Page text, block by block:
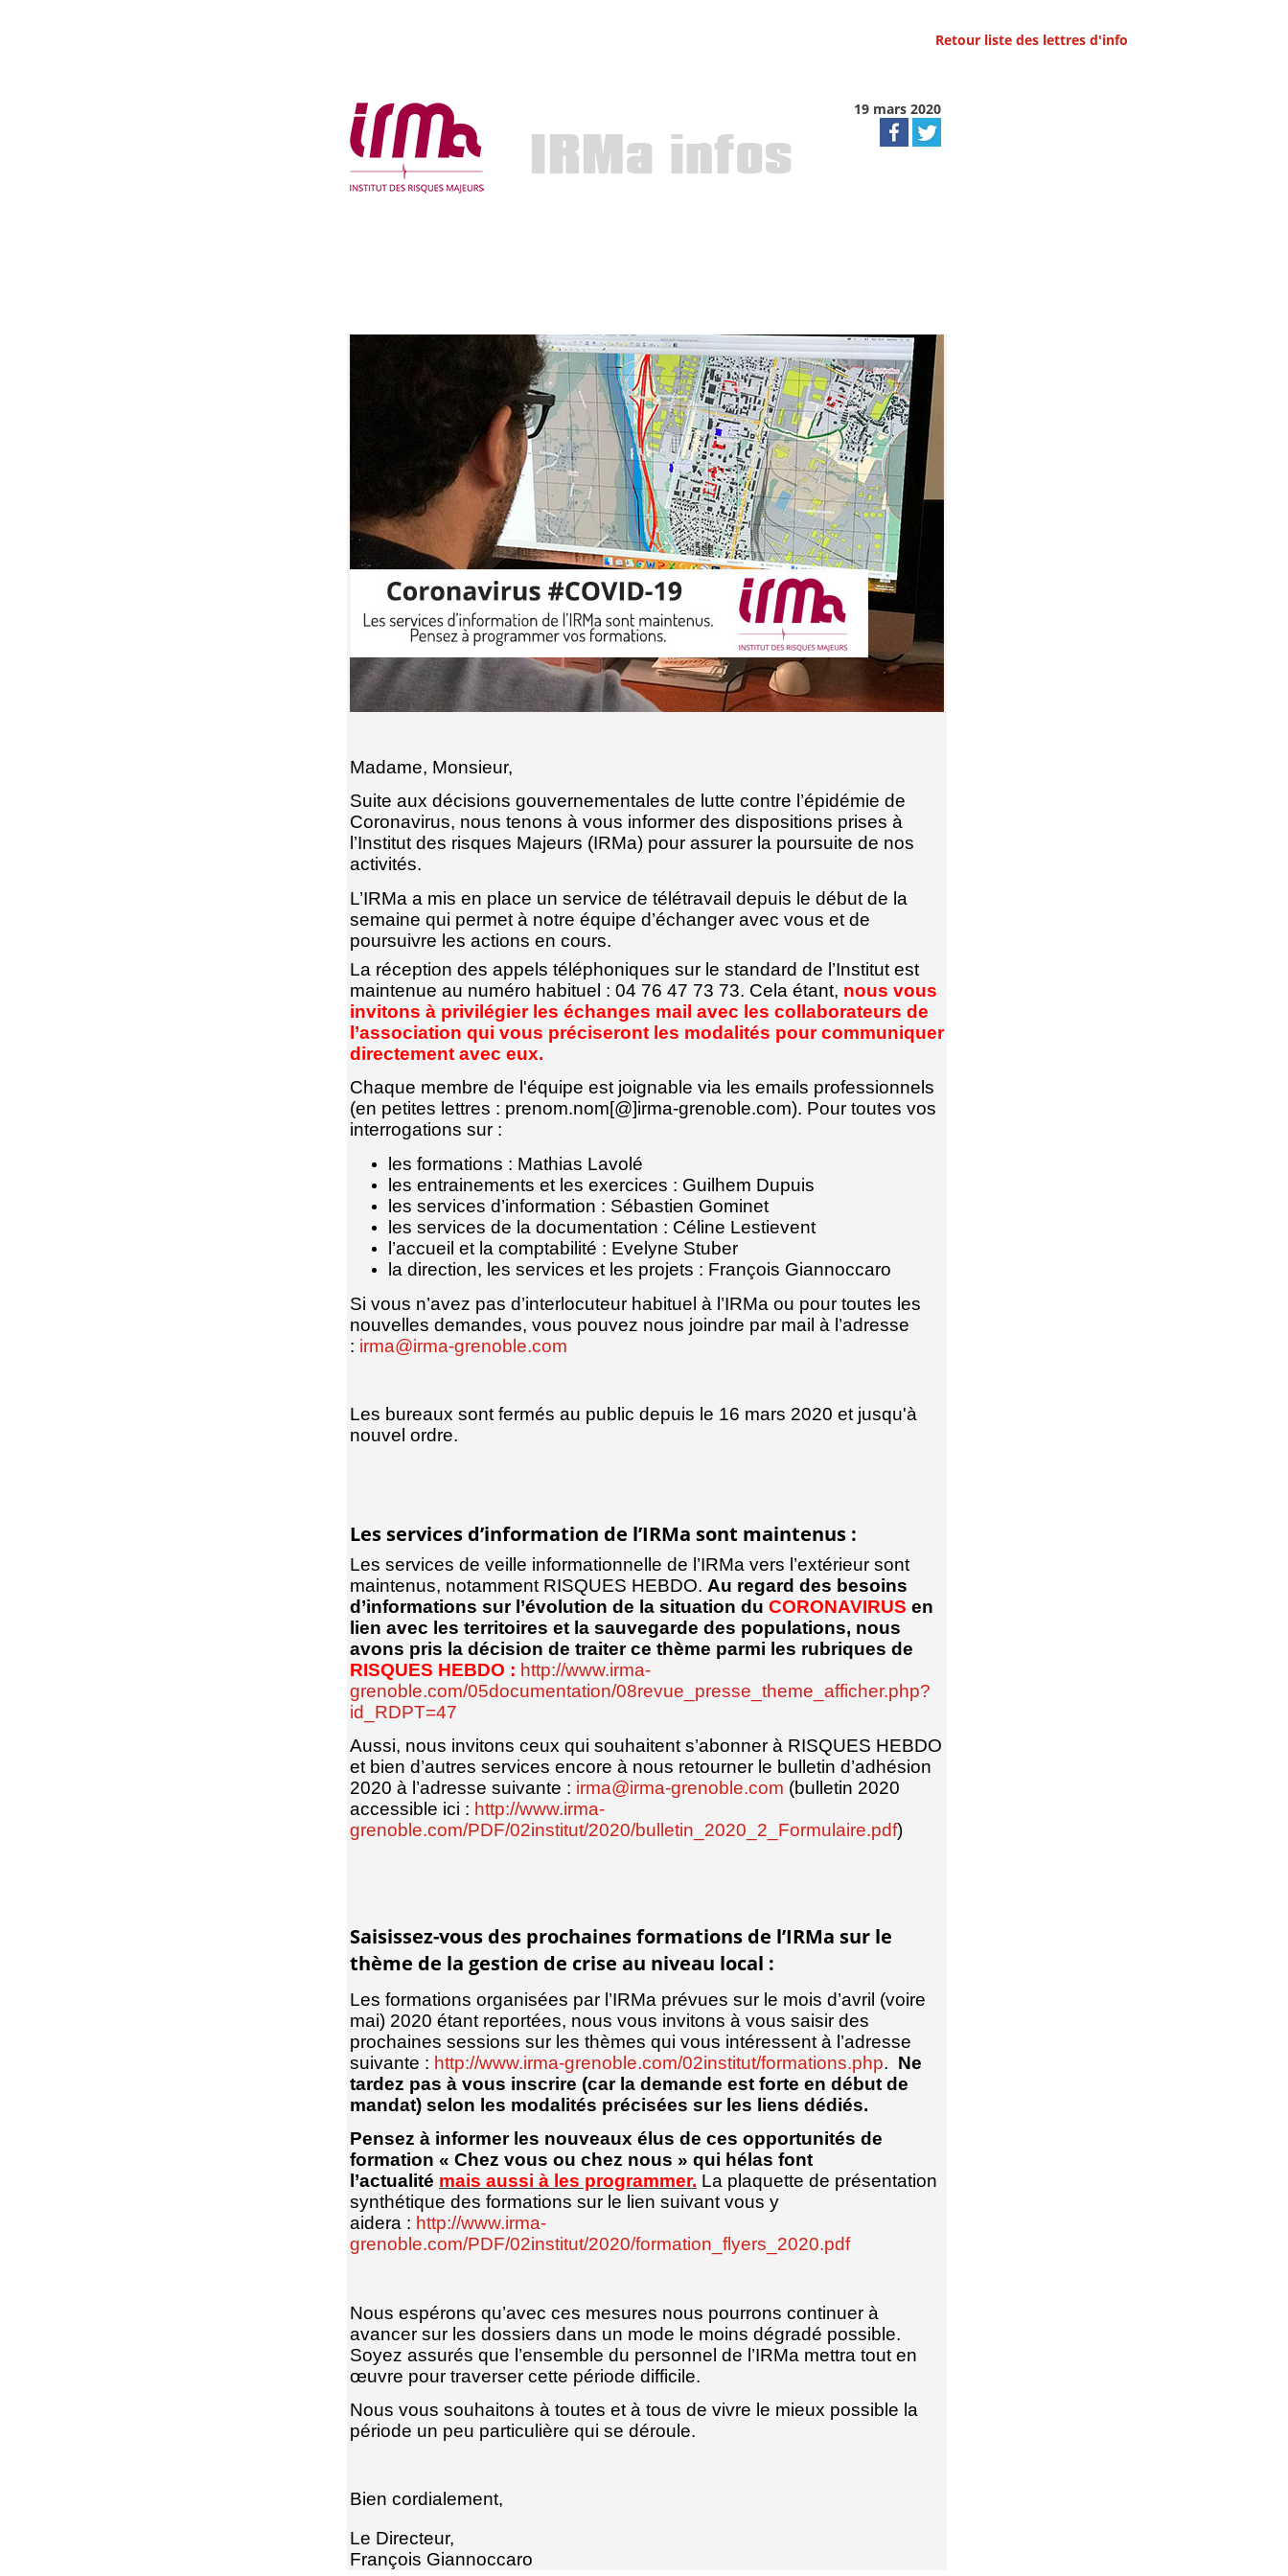
Retour liste des lettres d'info
19 mars 2020
Madame, Monsieur,
Suite aux décisions gouvernementales de lutte contre l’épidémie de
Coronavirus, nous tenons à vous informer des dispositions prises à
l’Institut des risques Majeurs (IRMa) pour assurer la poursuite de nos
activités.
L’IRMa a mis en place un service de télétravail depuis le début de la
semaine qui permet à notre équipe d’échanger avec vous et de
poursuivre les actions en cours.
La réception des appels téléphoniques sur le standard de l’Institut est
maintenue au numéro habituel : 04 76 47 73 73. Cela étant, nous vous
invitons à privilégier les échanges mail avec les collaborateurs de
l’association qui vous préciseront les modalités pour communiquer
directement avec eux.
Chaque membre de l'équipe est joignable via les emails professionnels
(en petites lettres : prenom.nom[@]irma-grenoble.com). Pour toutes vos
interrogations sur :
les formations : Mathias Lavolé
les entrainements et les exercices : Guilhem Dupuis
les services d’information : Sébastien Gominet
les services de la documentation : Céline Lestievent
l’accueil et la comptabilité : Evelyne Stuber
la direction, les services et les projets : François Giannoccaro
Si vous n’avez pas d’interlocuteur habituel à l’IRMa ou pour toutes les
nouvelles demandes, vous pouvez nous joindre par mail à l’adresse
: irma@irma-grenoble.com
Les bureaux sont fermés au public depuis le 16 mars 2020 et jusqu'à
nouvel ordre.
Les services d’information de l’IRMa sont maintenus :
Les services de veille informationnelle de l’IRMa vers l’extérieur sont
maintenus, notamment RISQUES HEBDO. Au regard des besoins
d’informations sur l’évolution de la situation du CORONAVIRUS en
lien avec les territoires et la sauvegarde des populations, nous
avons pris la décision de traiter ce thème parmi les rubriques de
RISQUES HEBDO : http://www.irma-
grenoble.com/05documentation/08revue_presse_theme_afficher.php?
id_RDPT=47
Aussi, nous invitons ceux qui souhaitent s’abonner à RISQUES HEBDO
et bien d’autres services encore à nous retourner le bulletin d’adhésion
2020 à l’adresse suivante : irma@irma-grenoble.com (bulletin 2020
accessible ici : http://www.irma-
grenoble.com/PDF/02institut/2020/bulletin_2020_2_Formulaire.pdf)
Saisissez-vous des prochaines formations de l’IRMa sur le
thème de la gestion de crise au niveau local :
Les formations organisées par l’IRMa prévues sur le mois d’avril (voire
mai) 2020 étant reportées, nous vous invitons à vous saisir des
prochaines sessions sur les thèmes qui vous intéressent à l’adresse
suivante : http://www.irma-grenoble.com/02institut/formations.php. Ne
tardez pas à vous inscrire (car la demande est forte en début de
mandat) selon les modalités précisées sur les liens dédiés.
Pensez à informer les nouveaux élus de ces opportunités de
formation « Chez vous ou chez nous » qui hélas font
l’actualité mais aussi à les programmer. La plaquette de présentation
synthétique des formations sur le lien suivant vous y
aidera : http://www.irma-
grenoble.com/PDF/02institut/2020/formation_flyers_2020.pdf
Nous espérons qu’avec ces mesures nous pourrons continuer à
avancer sur les dossiers dans un mode le moins dégradé possible.
Soyez assurés que l’ensemble du personnel de l’IRMa mettra tout en
œuvre pour traverser cette période difficile.
Nous vous souhaitons à toutes et à tous de vivre le mieux possible la
période un peu particulière qui se déroule.
Bien cordialement,
Le Directeur,
François Giannoccaro